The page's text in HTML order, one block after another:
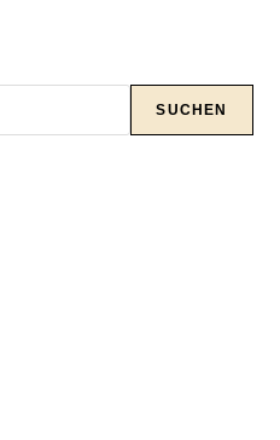
SUCHEN